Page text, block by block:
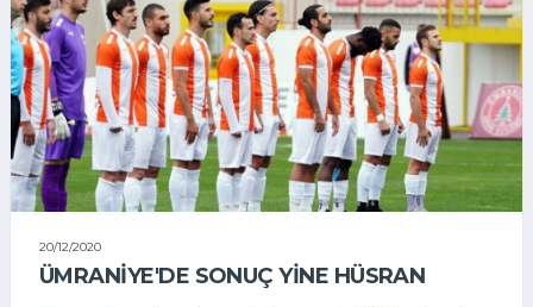
20/12/2020
ÜMRANİYE'DE SONUÇ YİNE HÜSRAN